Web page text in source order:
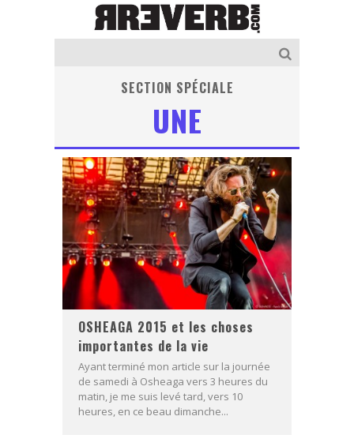
SECTION SPÉCIALE
UNE
OSHEAGA 2015 et les choses
importantes de la vie
Ayant terminé mon article sur la journée
de samedi à Osheaga vers 3 heures du
matin, je me suis levé tard, vers 10
heures, en ce beau dimanche...